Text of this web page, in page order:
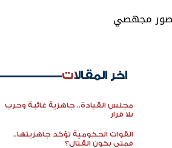
مجهصي
اخر المقالات
مجلس القيادة.. جاهزية غائبة وحرب
بلا قرار
القوات الحكومية تؤكد جاهزيتها..
فمتى يكون القتال؟